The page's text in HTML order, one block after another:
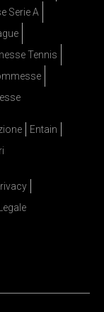
Serie A
Tennis
Entain